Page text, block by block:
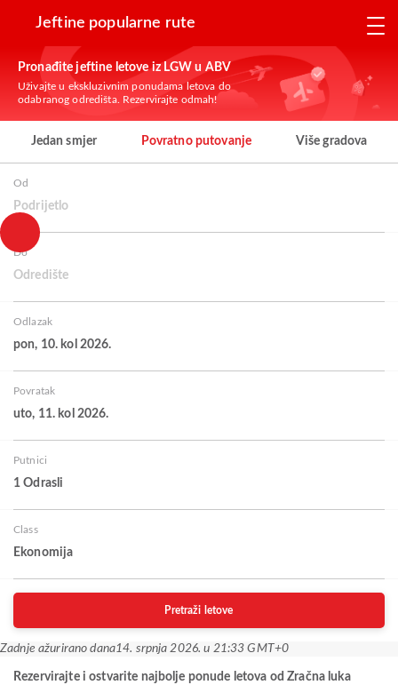
Jeftine popularne rute
Pronađite jeftine letove iz LGW u ABV
Uživajte u ekskluzivnim ponudama letova do
odabranog odredišta. Rezervirajte odmah!
Jedan smjer Povratno putovanje Više gradova
Od
Podrijetlo
Do
Odredište
Odlazak
pon, 10. kol 2026.
Povratak
uto, 11. kol 2026.
Putnici
1 Odrasli
Class
Ekonomija
Pretraži letove
Zadnje ažurirano dana14. srpnja 2026. u 21:33 GMT+0
Rezervirajte i ostvarite najbolje ponude letova od Zračna luka